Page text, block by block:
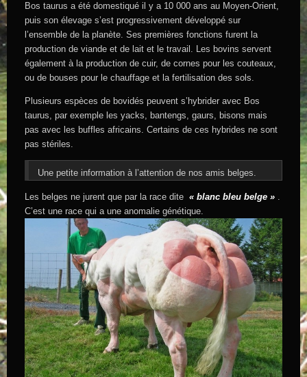
Bos taurus a été domestiqué il y a 10 000 ans au Moyen-Orient,
puis son élevage s’est progressivement développé sur
l’ensemble de la planète. Ses premières fonctions furent la
production de viande et de lait et le travail. Les bovins servent
également à la production de cuir, de cornes pour les couteaux,
ou de bouses pour le chauffage et la fertilisation des sols.
Plusieurs espèces de bovidés peuvent s’hybrider avec Bos
taurus, par exemple les yacks, bantengs, gaurs, bisons mais
pas avec les buffles africains. Certains de ces hybrides ne sont
pas stériles.
Une petite information à l’attention de nos amis belges.
Les belges ne jurent que par la race dite « blanc bleu belge »
C’est une race qui a une anomalie génétique.